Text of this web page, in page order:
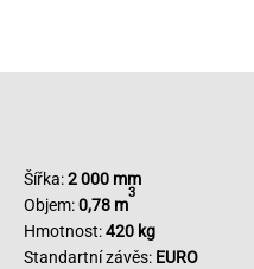
Šířka:2 000 mm
Objem:0,78 m
3
Hmotnost:420 kg
Standartní závěs: EURO